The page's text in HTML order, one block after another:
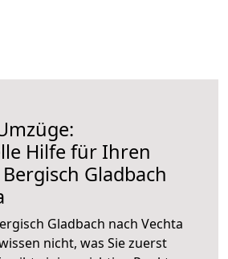
Hilfe für Ihren
Gladbach
Gladbach nach Vechta
nicht, was Sie zuerst